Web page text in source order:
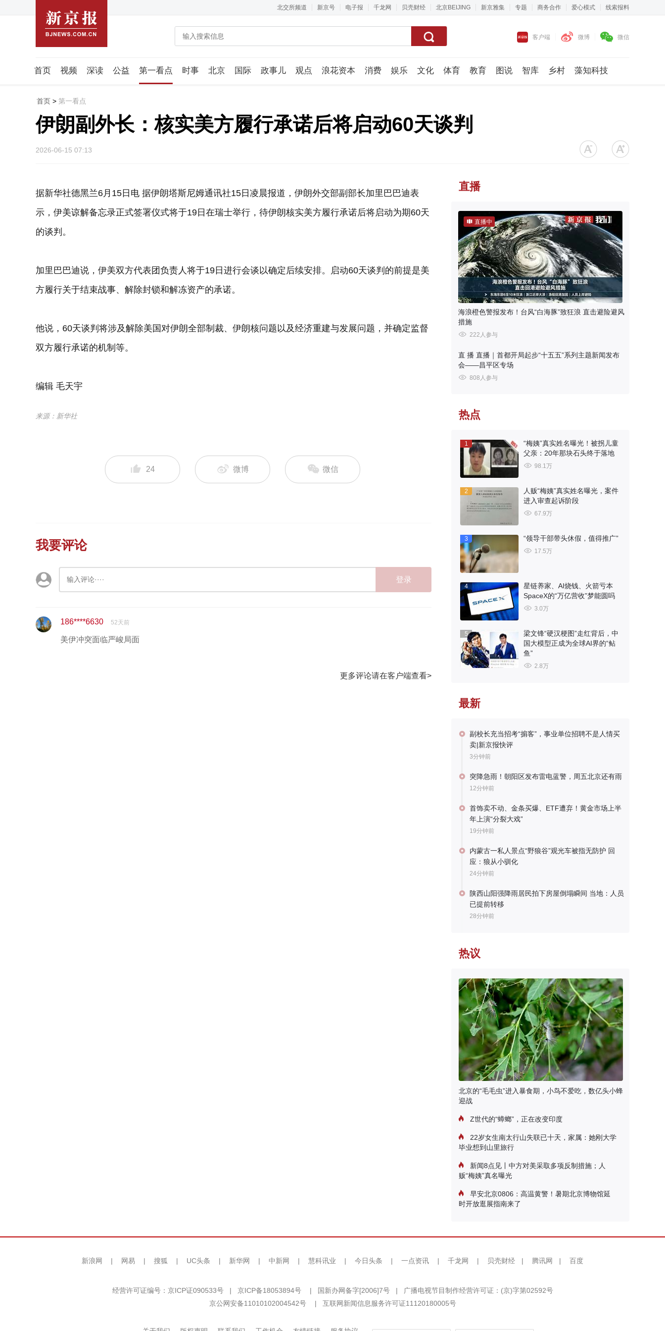
北交所频道 新京号 电子报 千龙网 贝壳财经 北京BEIJING 新京雅集 专题 商务合作 爱心模式 线索报料
客户端 微博 微信
首页 视频 深读 公益 第一看点 时事 北京 国际 政事儿 观点 浪花资本 消费 娱乐 文化 体育 教育 图说 智库 乡村 藻知科技
潮流智造局
首页 > 第一看点
伊朗副外长：核实美方履行承诺后将启动60天谈判
2026-06-15 07:13
据新华社德黑兰6月15日电 据伊朗塔斯尼姆通讯社15日凌晨报道，伊朗外交部副部长加里巴巴迪表
示，伊美谅解备忘录正式签署仪式将于19日在瑞士举行，待伊朗核实美方履行承诺后将启动为期60天
的谈判。
加里巴巴迪说，伊美双方代表团负责人将于19日进行会谈以确定后续安排。启动60天谈判的前提是美
方履行关于结束战事、解除封锁和解冻资产的承诺。
他说，60天谈判将涉及解除美国对伊朗全部制裁、伊朗核问题以及经济重建与发展问题，并确定监督
双方履行承诺的机制等。
编辑 毛天宇
来源：新华社
24 微博 微信
我要评论
登录
186****6630 52天前
美伊冲突面临严峻局面
更多评论请在客户端查看>
直播
直播中
海浪橙色警报发布！台风“白海豚”致狂浪 直击避险避风
措施
222人参与
直 播 直播｜首都开局起步“十五五”系列主题新闻发布
会——昌平区专场
808人参与
热点
1
“梅姨”真实姓名曝光！被拐儿童
父亲：20年那块石头终于落地
98.1万
2
人贩“梅姨”真实姓名曝光，案件
进入审查起诉阶段
67.9万
3 “领导干部带头休假，值得推广”
17.5万
4
星链养家、AI烧钱、火箭亏本
SpaceX的“万亿营收”梦能圆吗
3.0万
5
梁文锋“硬汉梗图”走红背后，中
国大模型正成为全球AI界的“鲇
鱼”
2.8万
最新
副校长充当招考“掮客”，事业单位招聘不是人情买
卖|新京报快评
3分钟前
突降急雨！朝阳区发布雷电蓝警，周五北京还有雨
12分钟前
首饰卖不动、金条买爆、ETF遭弃！黄金市场上半
年上演“分裂大戏”
19分钟前
内蒙古一私人景点“野狼谷”观光车被指无防护 回
应：狼从小驯化
24分钟前
陕西山阳强降雨居民拍下房屋倒塌瞬间 当地：人员
已提前转移
28分钟前
热议
北京的“毛毛虫”进入暴食期，小鸟不爱吃，数亿头小蜂
迎战
Z世代的“蟑螂”，正在改变印度
22岁女生南太行山失联已十天，家属：她刚大学
毕业想到山里旅行
新闻8点见丨中方对美采取多项反制措施；人
贩“梅姨”真名曝光
早安北京0806：高温黄警！暑期北京博物馆延
时开放逛展指南来了
新浪网 | 网易 | 搜狐 | UC头条 | 新华网 | 中新网 | 慧科讯业 | 今日头条 | 一点资讯 | 千龙网 | 贝壳财经 | 腾讯网 | 百度
经营许可证编号：京ICP证090533号 | 京ICP备18053894号 | 国新办网备字[2006]7号 |
广播电视节目制作经营许可证：(京)字第02592号
京公网安备11010102004542号
| 互联网新闻信息服务许可证11120180005号